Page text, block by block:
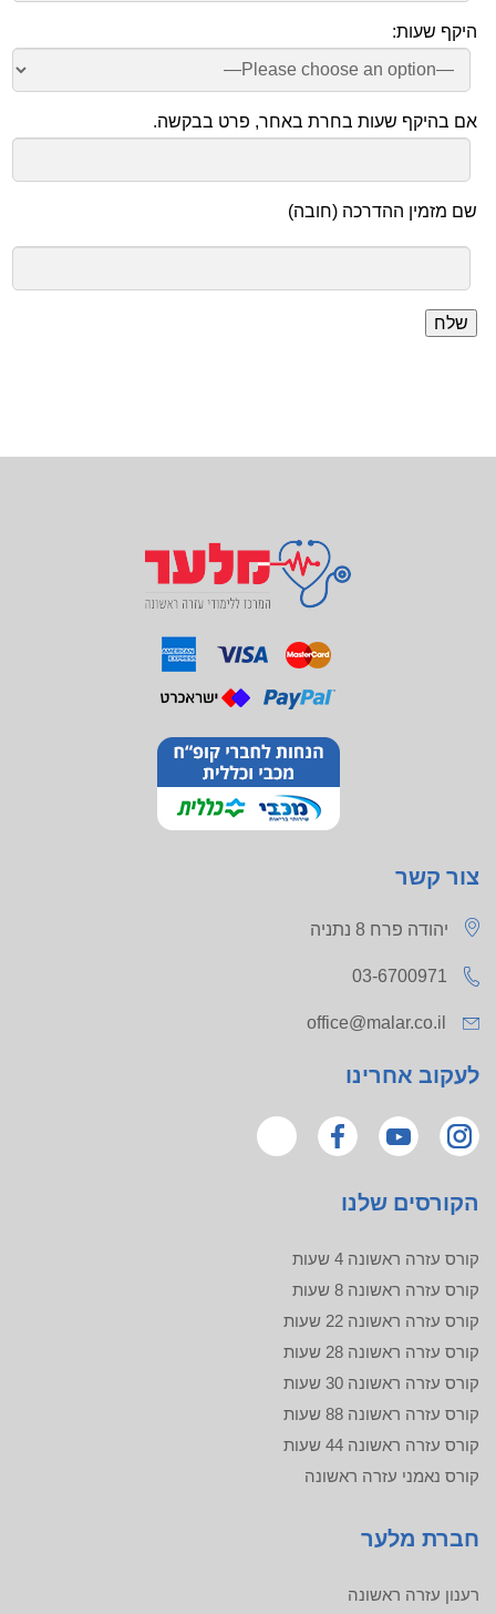
היקף שעות:
אם בהיקף שעות בחרת באחר, פרט בבקשה.
שם מזמין ההדרכה (חובה)
צור קשר
יהודה פרח 8 נתניה
03-6700971
office@malar.co.il
לעקוב אחרינו
הקורסים שלנו
קורס עזרה ראשונה 4 שעות
קורס עזרה ראשונה 8 שעות
קורס עזרה ראשונה 22 שעות
קורס עזרה ראשונה 28 שעות
קורס עזרה ראשונה 30 שעות
קורס עזרה ראשונה 88 שעות
קורס עזרה ראשונה 44 שעות
קורס נאמני עזרה ראשונה
חברת מלער
רענון עזרה ראשונה